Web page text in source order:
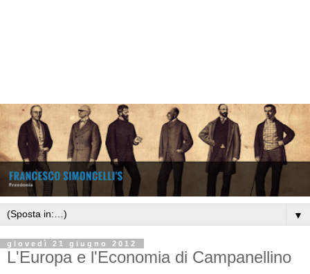
▼
giovedì 21 giugno 2012
L'Europa e l'Economia di Campanellino